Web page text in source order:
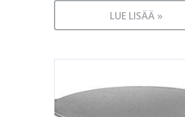
LUE LISÄÄ »